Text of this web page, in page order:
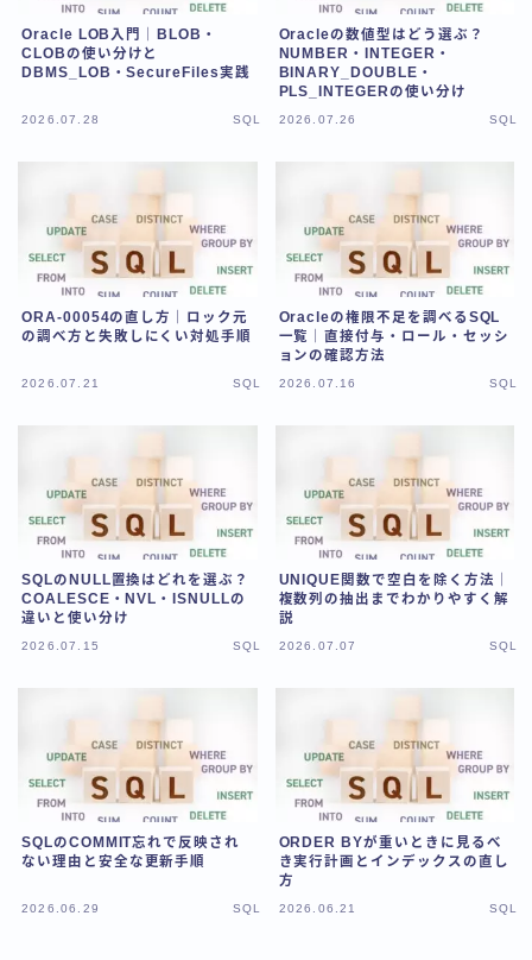
Oracle LOB入門｜BLOB・
CLOBの使い分けと
DBMS_LOB・SecureFiles実践
2026.07.28 SQL
Oracleの数値型はどう選ぶ？
NUMBER・INTEGER・
BINARY_DOUBLE・
PLS_INTEGERの使い分け
2026.07.26 SQL
ORA-00054の直し方｜ロック元
の調べ方と失敗しにくい対処手順
2026.07.21 SQL
Oracleの権限不足を調べるSQL
一覧｜直接付与・ロール・セッシ
ョンの確認方法
2026.07.16 SQL
SQLのNULL置換はどれを選ぶ？
COALESCE・NVL・ISNULLの
違いと使い分け
2026.07.15 SQL
UNIQUE関数で空白を除く方法｜
複数列の抽出までわかりやすく解
説
2026.07.07 SQL
SQLのCOMMIT忘れで反映され
ない理由と安全な更新手順
2026.06.29 SQL
ORDER BYが重いときに見るべ
き実行計画とインデックスの直し
方
2026.06.21 SQL